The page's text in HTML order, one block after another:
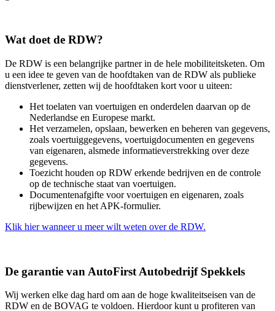
Wat doet de RDW?
De RDW is een belangrijke partner in de hele mobiliteitsketen. Om
u een idee te geven van de hoofdtaken van de RDW als publieke
dienstverlener, zetten wij de hoofdtaken kort voor u uiteen:
Het toelaten van voertuigen en onderdelen daarvan op de
Nederlandse en Europese markt.
Het verzamelen, opslaan, bewerken en beheren van gegevens,
zoals voertuiggegevens, voertuigdocumenten en gegevens
van eigenaren, alsmede informatieverstrekking over deze
gegevens.
Toezicht houden op RDW erkende bedrijven en de controle
op de technische staat van voertuigen.
Documentenafgifte voor voertuigen en eigenaren, zoals
rijbewijzen en het APK-formulier.
Klik hier wanneer u meer wilt weten over de RDW.
De garantie van AutoFirst Autobedrijf Spekkels
Wij werken elke dag hard om aan de hoge kwaliteitseisen van de
RDW en de BOVAG te voldoen. Hierdoor kunt u profiteren van